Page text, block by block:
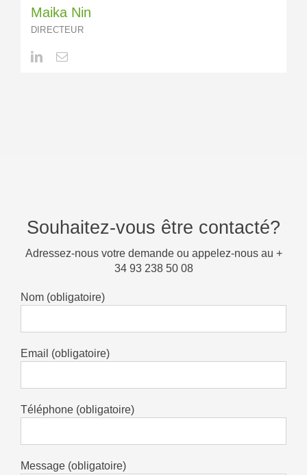
Maika Nin
DIRECTEUR
Souhaitez-vous être contacté?
Adressez-nous votre demande ou appelez-nous au +
34 93 238 50 08
Nom (obligatoire)
Email (obligatoire)
Téléphone (obligatoire)
Message (obligatoire)